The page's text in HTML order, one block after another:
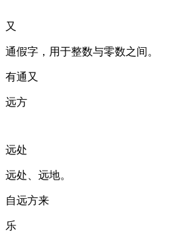
又
通假字，用于整数与零数之间。
有通又
远方
远处
远处、远地。
自远方来
乐